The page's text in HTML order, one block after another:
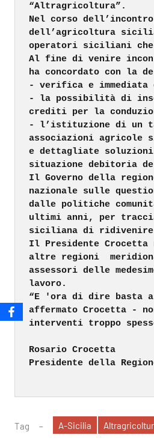
“Altragricoltura”.
Nel corso
dell’agricoltura
operatori siciliani che
Al fine di venire
ha concordato con la
- verifica e
- la possibilità di
crediti per la
- l’istituzione di un
associazioni agricole
e dettagliate
situazione debitoria
Il Governo della
nazionale sulle
dalle politiche
ultimi anni, per
siciliana di ridivenire
Il Presidente
altre regioni
assessori delle
lavoro.
“E 'ora di dire basta
affermato Crocetta -
interventi troppo
Rosario Crocetta
Presidente della
Tag A-Sicilia